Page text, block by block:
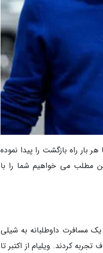
اما هر بار راه بازگشت را پیدا نموده
این مطلب می خواهیم شما را با
مسافرت داوطلبانه به شیلی
را تنها با یک ماه اختلاف تجربه کردند. ویلیام از اکتبر تا